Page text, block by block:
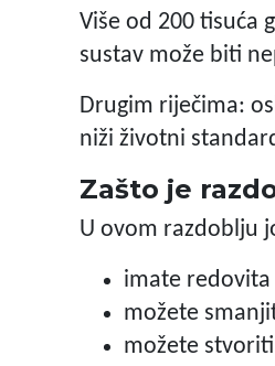
Više od 200 tisuća
sustav može biti
Drugim riječima:
niži životni
Zašto je
U ovom razdoblju
imate
možete
možete